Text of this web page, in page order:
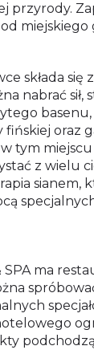
przyrody.
miejskiego
składa się
nabrać sił,
basenu,
fińskiej oraz
w tym
z wielu
sianem,
ma